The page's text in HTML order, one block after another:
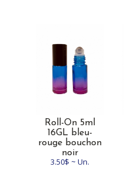
Roll-On 5ml
16GL bleu-
rouge bouchon
noir
3.50$ ~ Un.